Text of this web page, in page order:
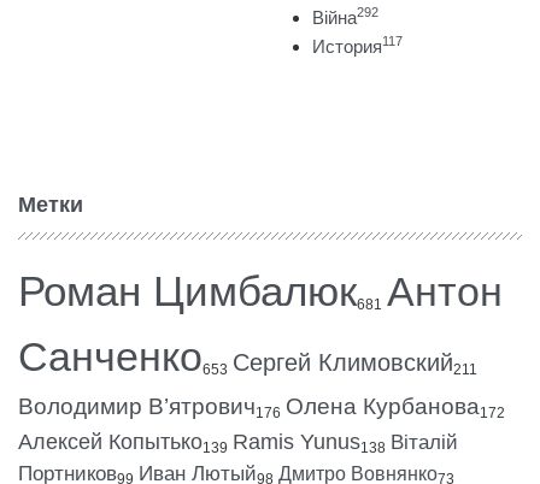
Війна292
История117
Метки
Роман Цимбалюк681 Антон
Санченко653 Сергей Климовский211
Володимир В’ятрович176 Олена Курбанова172
Алексей Копытько139 Ramis Yunus138 Віталій
Портников99 Иван Лютый98 Дмитро Вовнянко73